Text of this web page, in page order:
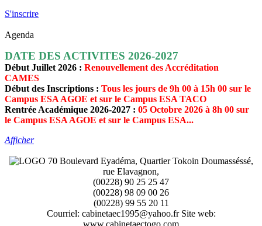
S'inscrire
Agenda
DATE DES ACTIVITES 2026-2027
Début Juillet 2026 : Renouvellement des Accréditation
CAMES
Début des Inscriptions : Tous les jours de 9h 00 à 15h 00 sur le
Campus ESA AGOE et sur le Campus ESA TACO
Rentrée Académique 2026-2027 : 05 Octobre 2026 à 8h 00 sur
le Campus ESA AGOE et sur le Campus ESA...
Afficher
70 Boulevard Eyadéma, Quartier Tokoin Doumasséssé,
rue Elavagnon,
(00228) 90 25 25 47
(00228) 98 09 00 26
(00228) 99 55 20 11
Courriel: cabinetaec1995@yahoo.fr Site web:
www.cabinetaectogo.com